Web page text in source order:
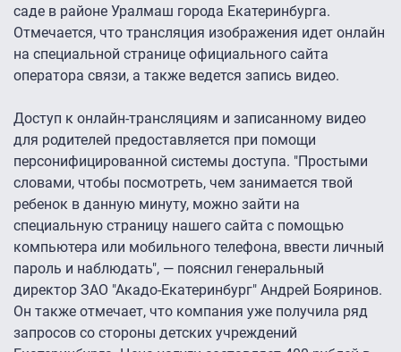
саде в районе Уралмаш города Екатеринбурга.
Отмечается, что трансляция изображения идет онлайн
на специальной странице официального сайта
оператора связи, а также ведется запись видео.
Доступ к онлайн-трансляциям и записанному видео
для родителей предоставляется при помощи
персонифицированной системы доступа. "Простыми
словами, чтобы посмотреть, чем занимается твой
ребенок в данную минуту, можно зайти на
специальную страницу нашего сайта с помощью
компьютера или мобильного телефона, ввести личный
пароль и наблюдать", — пояснил генеральный
директор ЗАО "Акадо-Екатеринбург" Андрей Бояринов.
Он также отмечает, что компания уже получила ряд
запросов со стороны детских учреждений